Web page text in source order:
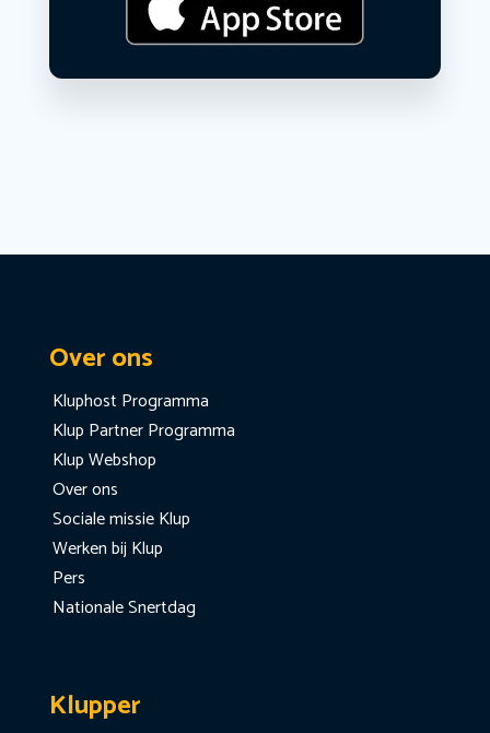
Over ons
Kluphost Programma
Klup Partner Programma
Klup Webshop
Over ons
Sociale missie Klup
Werken bij Klup
Pers
Nationale Snertdag
Klupper